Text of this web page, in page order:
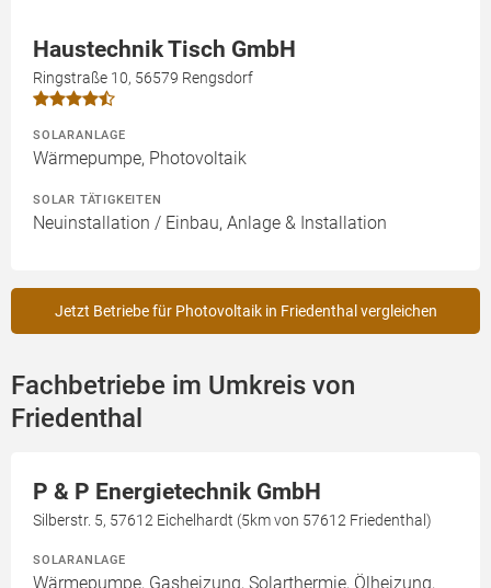
Haustechnik Tisch GmbH
Ringstraße 10, 56579 Rengsdorf
SOLARANLAGE
Wärmepumpe, Photovoltaik
SOLAR TÄTIGKEITEN
Neuinstallation / Einbau, Anlage & Installation
Jetzt Betriebe für Photovoltaik in Friedenthal vergleichen
Fachbetriebe im Umkreis von
Friedenthal
P & P Energietechnik GmbH
Silberstr. 5, 57612 Eichelhardt (5km von 57612 Friedenthal)
SOLARANLAGE
Wärmepumpe, Gasheizung, Solarthermie, Ölheizung,